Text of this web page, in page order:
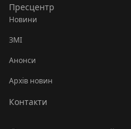
Пресцентр
Новини
ЗМІ
Анонси
Архів новин
Контакти